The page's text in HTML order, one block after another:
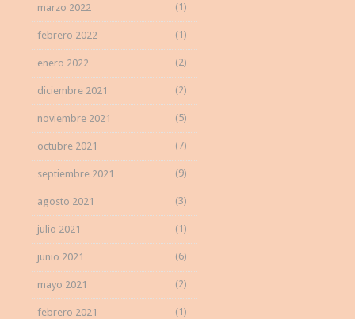
marzo 2022 (1)
febrero 2022 (1)
enero 2022 (2)
diciembre 2021 (2)
noviembre 2021 (5)
octubre 2021 (7)
septiembre 2021 (9)
agosto 2021 (3)
julio 2021 (1)
junio 2021 (6)
mayo 2021 (2)
febrero 2021 (1)